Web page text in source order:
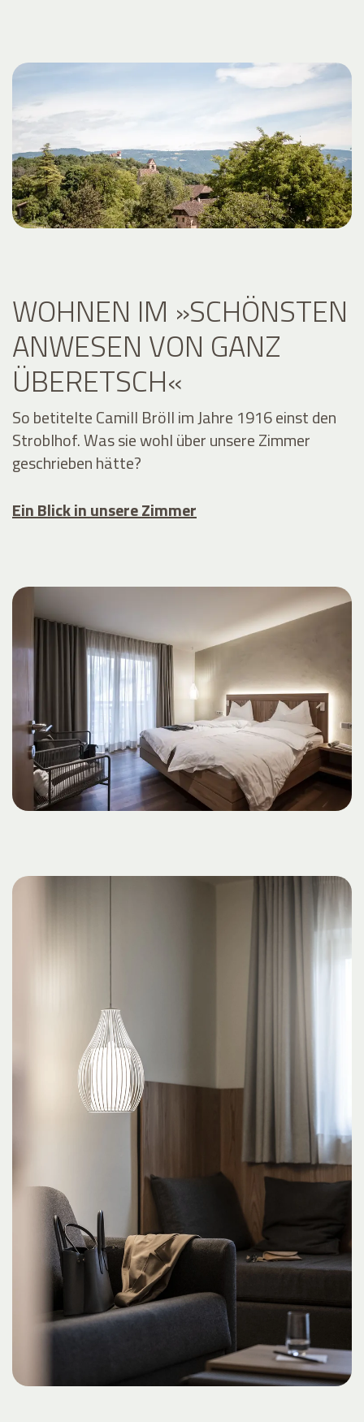
WOHNEN IM »SCHÖNSTEN
ANWESEN VON GANZ
ÜBERETSCH«
So betitelte Camill Bröll im Jahre 1916 einst den
Stroblhof. Was sie wohl über unsere Zimmer
geschrieben hätte?
Ein Blick in unsere Zimmer